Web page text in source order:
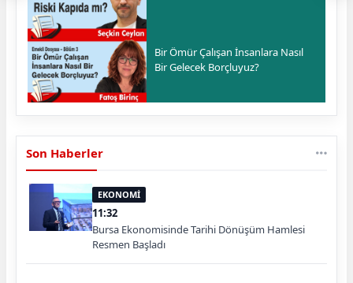
Bir Ömür Çalışan İnsanlara Nasıl
Bir Gelecek Borçluyuz?
Son Haberler
EKONOMİ
11:32
Bursa Ekonomisinde Tarihi Dönüşüm Hamlesi
Resmen Başladı